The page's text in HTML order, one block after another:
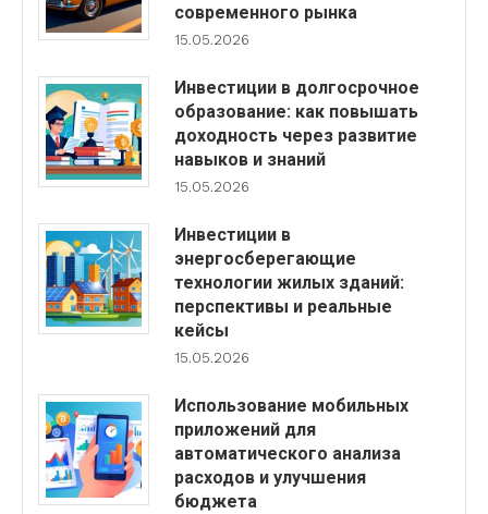
современного рынка
15.05.2026
Инвестиции в долгосрочное
образование: как повышать
доходность через развитие
навыков и знаний
15.05.2026
Инвестиции в
энергосберегающие
технологии жилых зданий:
перспективы и реальные
кейсы
15.05.2026
Использование мобильных
приложений для
автоматического анализа
расходов и улучшения
бюджета